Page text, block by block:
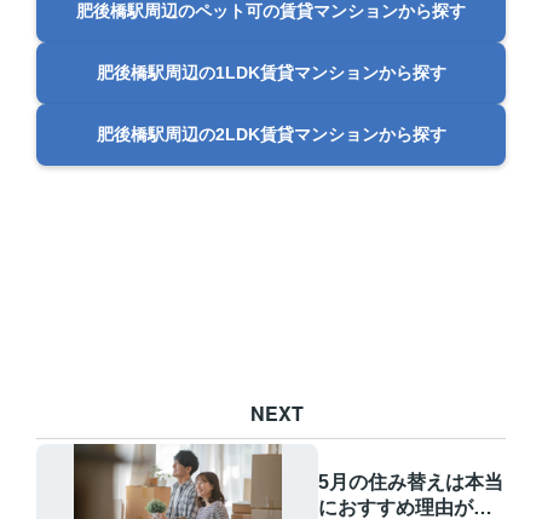
肥後橋駅周辺のペット可の賃貸マンションから探す
肥後橋駅周辺の1LDK賃貸マンションから探す
肥後橋駅周辺の2LDK賃貸マンションから探す
NEXT
5月の住み替えは本当
におすすめ理由が多